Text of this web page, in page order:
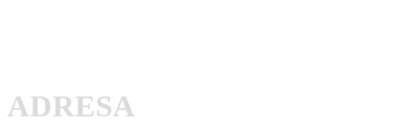
ADRESA